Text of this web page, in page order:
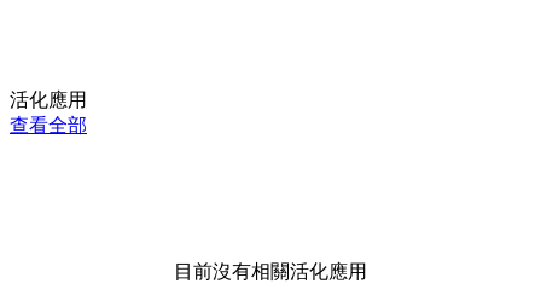
活化應用
查看全部
目前沒有相關活化應用